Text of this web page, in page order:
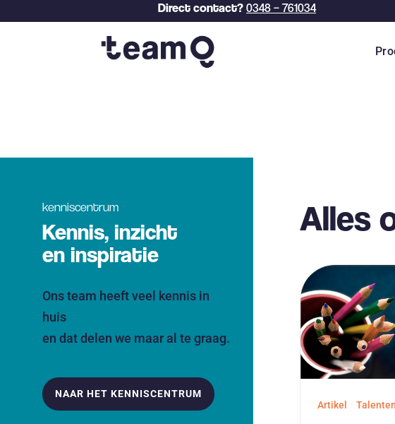
Direct contact?0348 – 761034
kenniscentrum
Kennis, inzicht
en inspiratie
Ons team heeft veel kennis in
huis
en dat delen we maar al te graag.
NAAR HET KENNISCENTRUM
Alles
Artikel